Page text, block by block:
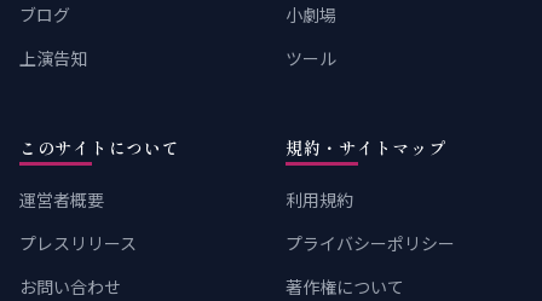
ブログ
上演告知
小劇場
ツール
このサイトについて
運営者概要
プレスリリース
お問い合わせ
規約・サイトマップ
利用規約
プライバシーポリシー
著作権について